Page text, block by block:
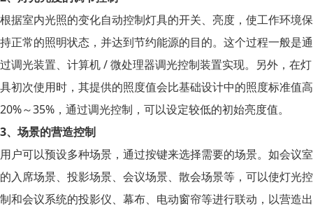
根据室内光照的变化自动控制灯具的开关、亮度，使工作环境保
持正常的照明状态，并达到节约能源的目的。这个过程一般是通
过调光装置、计算机 / 微处理器调光控制装置实现。另外，在灯
具初次使用时，其提供的照度值会比基础设计中的照度标准值高
20%～35%，通过调光控制，可以设定较低的初始亮度值。
3、场景的营造控制
用户可以预设多种场景，通过按键来选择需要的场景。如会议室
的入席场景、投影场景、会议场景、散会场景等，可以使灯光控
制和会议系统的投影仪、幕布、电动窗帘等进行联动，以营造出